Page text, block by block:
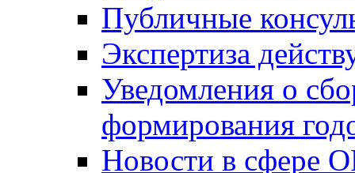
Публичные
Экспертиза
Уведомления о
формирования
Новости в сфере